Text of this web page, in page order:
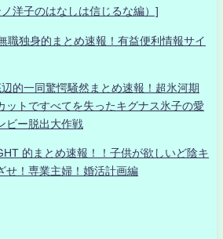
洋子のはなしは信じるな編）]
独身的まとめ速報！有益便利情報サイ
的一同驚愕騒然まとめ速報！超氷河期
ットですべてを失ったキグナス氷子の愛
ビー脱出大作戦
的まとめ速報！！子供が欲しいど陰キ
せ！専業主婦！婚活計画編